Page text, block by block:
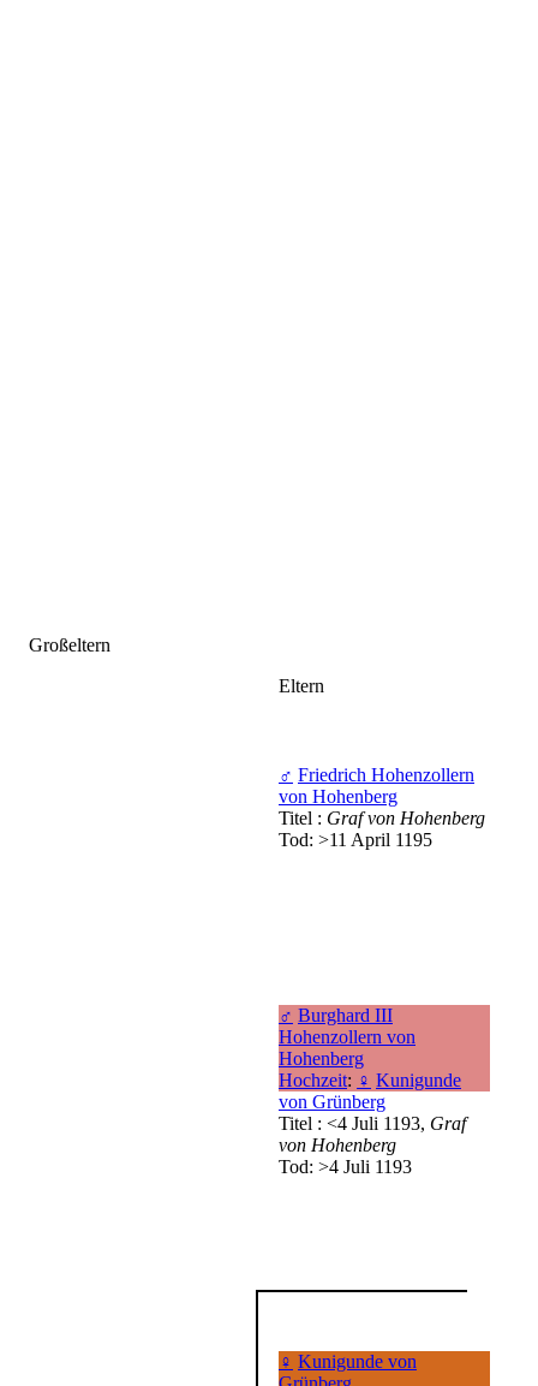
Großeltern
Eltern
♂ Friedrich Hohenzollern
von Hohenberg
Titel : Graf von Hohenberg
Tod: >11 April 1195
♂ Burghard III
Hohenzollern von
Hohenberg
Hochzeit: ♀ Kunigunde
von Grünberg
Titel : <4 Juli 1193, Graf
von Hohenberg
Tod: >4 Juli 1193
♀ Kunigunde von